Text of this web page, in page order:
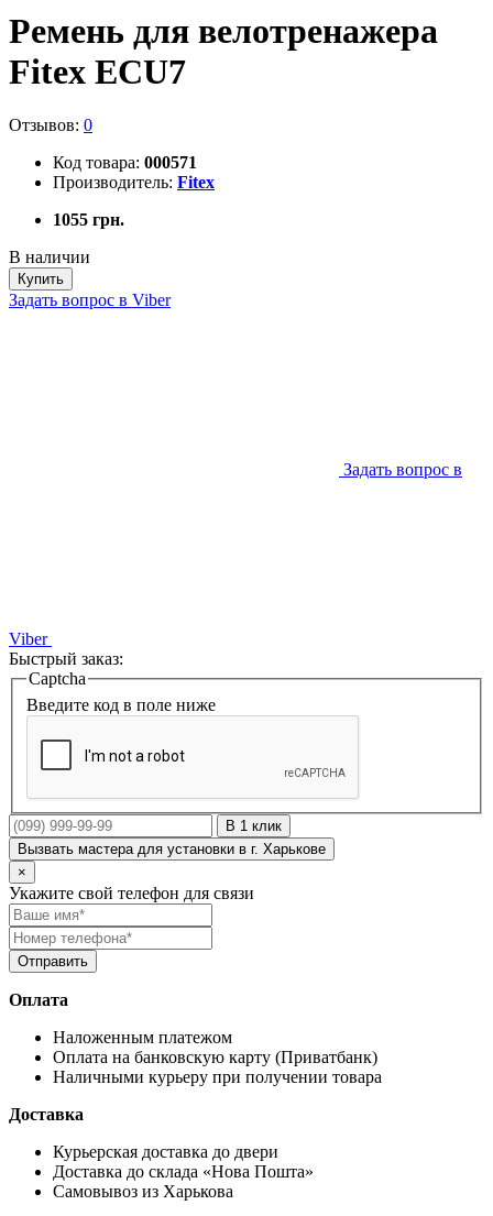
Ремень для велотренажера
Fitex ECU7
Отзывов: 0
Код товара: 000571
Производитель: Fitex
1055 грн.
В наличии
Купить
Задать вопрос в Viber
Задать вопрос в
Viber
Быстрый заказ:
Captcha
Введите код в поле ниже
В 1 клик
Вызвать мастера для установки в г. Харькове
×
Укажите свой телефон для связи
Оплата
Наложенным платежом
Оплата на банковскую карту (Приватбанк)
Наличными курьеру при получении товара
Доставка
Курьерская доставка до двери
Доставка до склада «Нова Пошта»
Самовывоз из Харькова